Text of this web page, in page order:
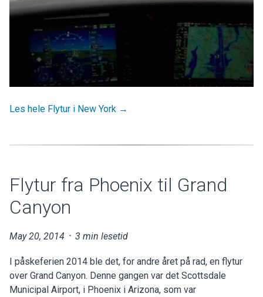
Les hele Flytur i New York →
Flytur fra Phoenix til Grand
Canyon
May 20, 2014 · 3 min lesetid
I påskeferien 2014 ble det, for andre året på rad, en flytur
over Grand Canyon. Denne gangen var det Scottsdale
Municipal Airport, i Phoenix i Arizona, som var